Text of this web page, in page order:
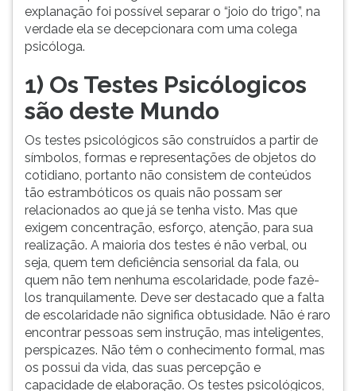
explanação foi possível separar o “joio do trigo”, na
verdade ela se decepcionara com uma colega
psicóloga.
1) Os Testes Psicólogicos
são deste Mundo
Os testes psicológicos são construídos a partir de
símbolos, formas e representações de objetos do
cotidiano, portanto não consistem de conteúdos
tão estrambóticos os quais não possam ser
relacionados ao que já se tenha visto. Mas que
exigem concentração, esforço, atenção, para sua
realização. A maioria dos testes é não verbal, ou
seja, quem tem deficiência sensorial da fala, ou
quem não tem nenhuma escolaridade, pode fazê-
los tranquilamente. Deve ser destacado que a falta
de escolaridade não significa obtusidade. Não é raro
encontrar pessoas sem instrução, mas inteligentes,
perspicazes. Não têm o conhecimento formal, mas
os possui da vida, das suas percepção e
capacidade de elaboração. Os testes psicológicos,